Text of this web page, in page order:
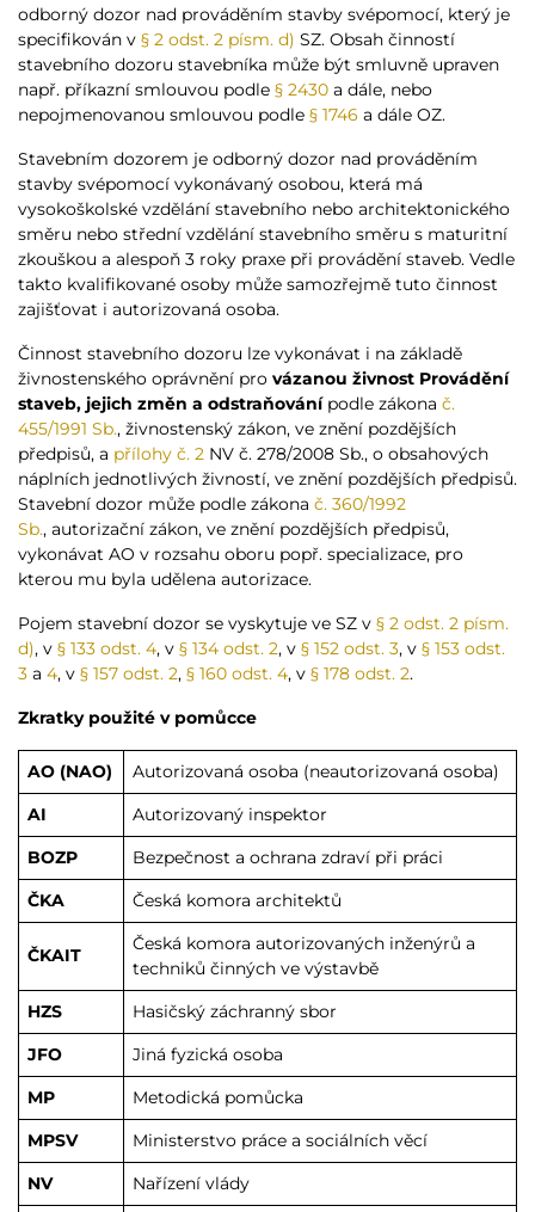
odborný dozor nad prováděním stavby svépomocí, který je
specifikován v § 2 odst. 2 písm. d) SZ. Obsah činností
stavebního dozoru stavebníka může být smluvně upraven
např. příkazní smlouvou podle § 2430 a dále, nebo
nepojmenovanou smlouvou podle § 1746 a dále OZ.
Stavebním dozorem je odborný dozor nad prováděním
stavby svépomocí vykonávaný osobou, která má
vysokoškolské vzdělání stavebního nebo architektonického
směru nebo střední vzdělání stavebního směru s maturitní
zkouškou a alespoň 3 roky praxe při provádění staveb. Vedle
takto kvalifikované osoby může samozřejmě tuto činnost
zajišťovat i autorizovaná osoba.
Činnost stavebního dozoru lze vykonávat i na základě
živnostenského oprávnění pro vázanou živnost Provádění
staveb, jejich změn a odstraňovánípodle zákona č.
455/1991 Sb., živnostenský zákon, ve znění pozdějších
předpisů, a přílohy č. 2 NV č. 278/2008 Sb., o obsahových
náplních jednotlivých živností, ve znění pozdějších předpisů.
Stavební dozor může podle zákona č. 360/1992
Sb., autorizační zákon, ve znění pozdějších předpisů,
vykonávat AO v rozsahu oboru popř. specializace, pro
kterou mu byla udělena autorizace.
Pojem stavební dozor se vyskytuje ve SZ v § 2 odst. 2 písm.
d), v § 133 odst. 4, v § 134 odst. 2, v § 152 odst. 3, v § 153 odst.
3 a 4, v § 157 odst. 2, § 160 odst. 4, v § 178 odst. 2.
Zkratky použité v pomůcce
AO (NAO)
Autorizovaná osoba (neautorizovaná osoba)
AI
Autorizovaný inspektor
BOZP
Bezpečnost a ochrana zdraví při práci
ČKA
Česká komora architektů
ČKAIT
Česká komora autorizovaných inženýrů a
techniků činných ve výstavbě
HZS
Hasičský záchranný sbor
JFO
Jiná fyzická osoba
MP
Metodická pomůcka
MPSV
Ministerstvo práce a sociálních věcí
NV
Nařízení vlády